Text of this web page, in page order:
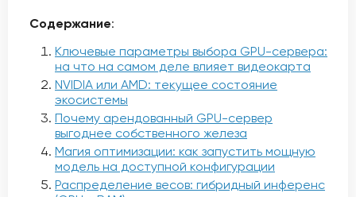
Содержание:
Ключевые параметры выбора GPU-сервера:
на что на самом деле влияет видеокарта
NVIDIA или AMD: текущее состояние
экосистемы
Почему арендованный GPU-сервер
выгоднее собственного железа
Магия оптимизации: как запустить мощную
модель на доступной конфигурации
Распределение весов: гибридный инференс